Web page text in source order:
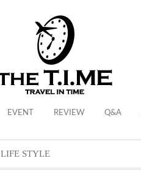
EVENT REVIEW Q&A
LIFE STYLE